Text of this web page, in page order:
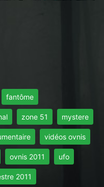
fantôme
zone 51 mystere
vidéos ovnis
ovnis 2011 ufo
2011